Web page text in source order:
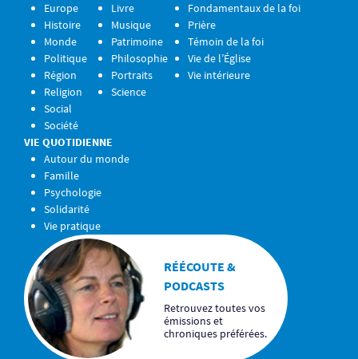
Europe
Histoire
Monde
Politique
Région
Religion
Social
Société
Livre
Musique
Patrimoine
Philosophie
Portraits
Science
Fondamentaux de la foi
Prière
Témoin de la foi
Vie de l’Église
Vie intérieure
VIE QUOTIDIENNE
Autour du monde
Famille
Psychologie
Solidarité
Vie pratique
RÉÉCOUTE &
PODCASTS
Retrouvez toutes vos
émissions et
chroniques préférées.